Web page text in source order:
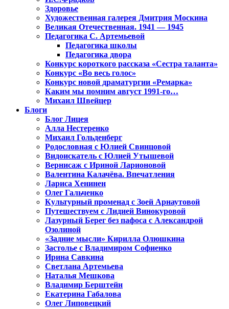
Здоровье
Художественная галерея Дмитрия Москина
Великая Отечественная. 1941 — 1945
Педагогика С. Артемьевой
Педагогика школы
Педагогика двора
Конкурс короткого рассказа «Сестра таланта»
Конкурс «Во весь голос»
Конкурс новой драматургии «Ремарка»
Каким мы помним август 1991-го…
Михаил Швейцер
Блоги
Блог Лицея
Алла Нестеренко
Михаил Гольденберг
Родословная с Юлией Свинцовой
Видоискатель с Юлией Утышевой
Вернисаж с Ириной Ларионовой
Валентина Калачёва. Впечатления
Лариса Хенинен
Олег Гальченко
Культурный променад с Зоей Арнаутовой
Путешествуем с Лидией Винокуровой
Лазурный Берег без пафоса с Александрой
Озолиной
«Задние мысли» Кирилла Олюшкина
Застолье с Владимиром Софиенко
Ирина Савкина
Светлана Артемьева
Наталья Мешкова
Владимир Берштейн
Екатерина Габалова
Олег Липовецкий